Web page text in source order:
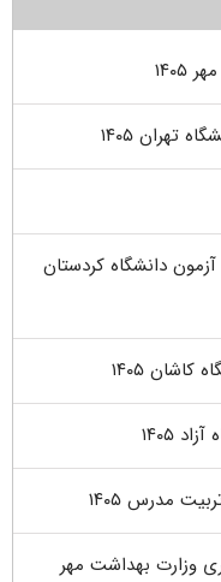
تهران ۱۴۰۵
دانشگاه کردستان
۱۴۰۵
۱۴۰۵
مدرس ۱۴۰۵
وزارت بهداشت مهر